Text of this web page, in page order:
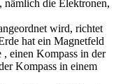
nämlich die Elektronen,
wird, richtet
hat ein Magnetfeld
, einen Kompass in der
Kompass in einem